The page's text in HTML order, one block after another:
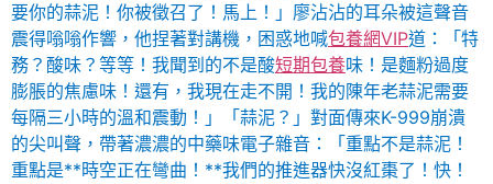
要你的蒜泥！你被徵召了！馬上！」廖沾沾的耳朵被這聲音
震得嗡嗡作響，他捏著對講機，困惑地喊包養網VIP道：「特
務？酸味？等等！我聞到的不是酸短期包養味！是麵粉過度
膨脹的焦慮味！還有，我現在走不開！我的陳年老蒜泥需要
每隔三小時的溫和震動！」「蒜泥？」對面傳來K-999崩潰
的尖叫聲，帶著濃濃的中藥味電子雜音：「重點不是蒜泥！
重點是**時空正在彎曲！**我們的推進器快沒紅棗了！快！